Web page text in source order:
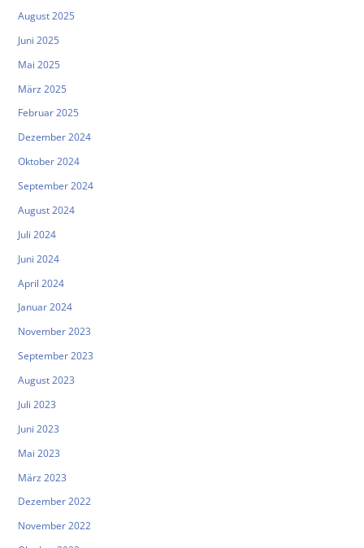
August 2025
Juni 2025
Mai 2025
März 2025
Februar 2025
Dezember 2024
Oktober 2024
September 2024
August 2024
Juli 2024
Juni 2024
April 2024
Januar 2024
November 2023
September 2023
August 2023
Juli 2023
Juni 2023
Mai 2023
März 2023
Dezember 2022
November 2022